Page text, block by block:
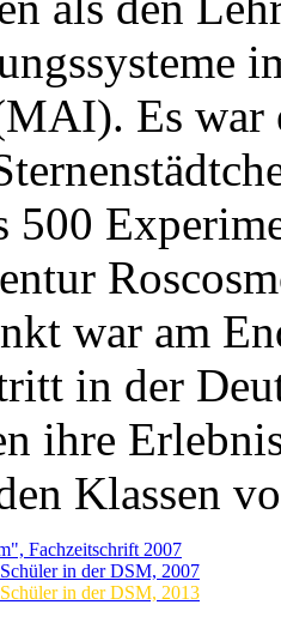
Es war
500
war am
in der
ihre
Klassen
Fachzeitschrift 2007
in der DSM, 2007
in der DSM, 2013